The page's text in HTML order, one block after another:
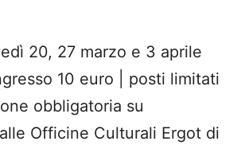
20, 27 marzo e 3 aprile
10 euro | posti limitati
obbligatoria su
Officine Culturali Ergot di